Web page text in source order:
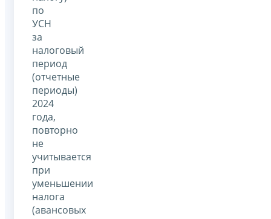
по
УСН
за
налоговый
период
(отчетные
периоды)
2024
года,
повторно
не
учитывается
при
уменьшении
налога
(авансовых